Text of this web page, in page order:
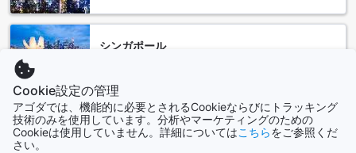
いただけます。さまざまなお部屋のタイプからお好みのスタ
イルをお選びください。アッコ ビーチ ホテルのお部屋は快適
な滞在をお約束いたします。Agodaでの予約は最高の価格と
簡単で手間のかからない体験を提供します。お得な価格で快
適な宿泊をお楽しみください。
アクレのアッコビーチホテル周辺の魅力的な観光地
アクレのアッコビーチホテルは、イスラエル北部の魅力的な
シンガポール
もっと見る
全て表示
Cookie設定の管理
アゴダでは、機能的に必要とされるCookieならびにトラッキング
技術のみを使用しています。分析やマーケティングのための
Cookieは使用していません。詳細についてはこちらをご参照くだ
さい。